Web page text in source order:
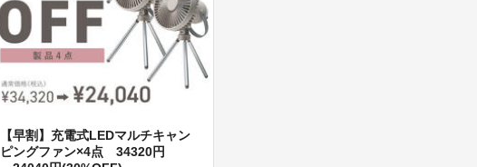
【早割】充電式LEDマルチキャン
ピングファン×4点 34320円